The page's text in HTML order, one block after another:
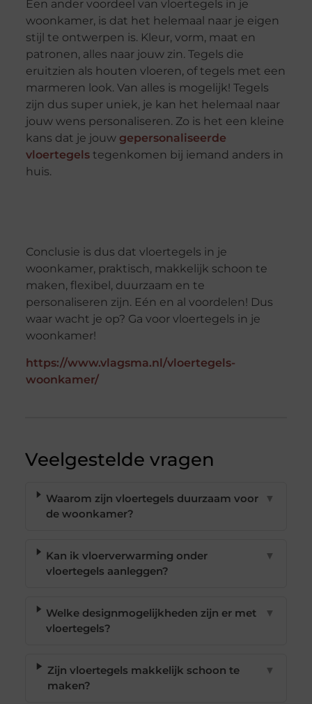
Een ander voordeel van vloertegels in je
woonkamer, is dat het helemaal naar je eigen
stijl te ontwerpen is. Kleur, vorm, maat en
patronen, alles naar jouw zin. Tegels die
eruitzien als houten vloeren, of tegels met een
marmeren look. Van alles is mogelijk! Tegels
zijn dus super uniek, je kan het helemaal naar
jouw wens personaliseren. Zo is het een kleine
kans dat je jouw gepersonaliseerde
vloertegelstegenkomen bij iemand anders in
huis.
Conclusie is dus dat vloertegels in je
woonkamer, praktisch, makkelijk schoon te
maken, flexibel, duurzaam en te
personaliseren zijn. Eén en al voordelen! Dus
waar wacht je op? Ga voor vloertegels in je
woonkamer!
https://www.vlagsma.nl/vloertegels-
woonkamer/
Veelgestelde vragen
Waarom zijn vloertegels duurzaam voor
de woonkamer?
▼
Kan ik vloerverwarming onder
vloertegels aanleggen?
▼
Welke designmogelijkheden zijn er met
vloertegels?
▼
Zijn vloertegels makkelijk schoon te
maken?
▼